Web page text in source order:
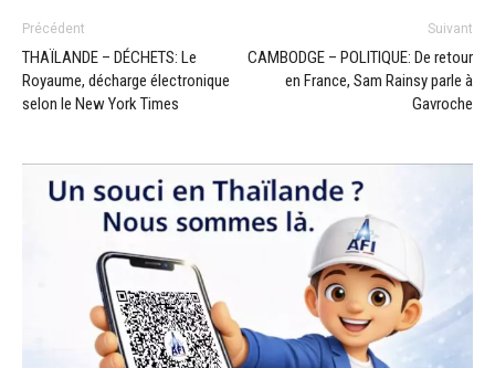
Précédent
THAÏLANDE – DÉCHETS: Le
Royaume, décharge électronique
selon le New York Times
Suivant
CAMBODGE – POLITIQUE: De retour
en France, Sam Rainsy parle à
Gavroche